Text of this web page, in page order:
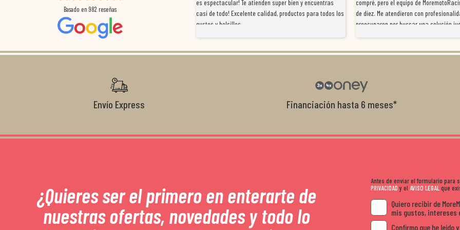
Basado en 982 reseñas
retraso en el pedido y desde el minuto uno se
preocuparon por ayudarnos en todo. Gracias a Sergio,
magnífico gestor... atento, amable, un servicio de 10.
Gracias de nuevo por todo!
es espectacular! Te atienden super bien y encuentras
casi de todo! Excelente calidad, productos para todos los
gustos y bolsillos
compré, pero el equipo de
de diez. Me atendieron con
preocuparon por buscar una solución
con el cliente, y me ofrecieron unas
Envío Express Financiación hasta 6 meses*
¿Quieres ser el primero en enterarte de
nuestras ofertas, novedades y todo lo
Antes de enviar el formulario para
PRIVACIDADy el AVISO LEGALque
Quiero recibir de
mis gustos, intereses
Confirmo que he leído